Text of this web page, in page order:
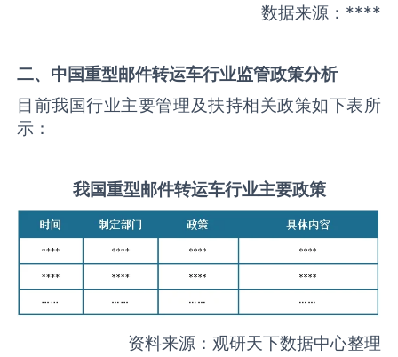
数据来源：****
二、中国重型邮件转运车行业监管政策分析
目前我国行业主要管理及扶持相关政策如下表所
示：
我国重型邮件转运车行业主要政策
资料来源：观研天下数据中心整理